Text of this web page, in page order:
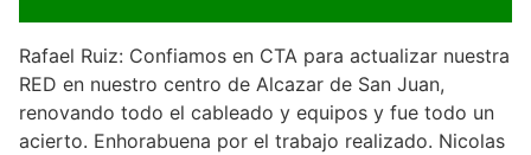
Rafael Ruiz: Confiamos en CTA para actualizar nuestra
RED en nuestro centro de Alcazar de San Juan,
renovando todo el cableado y equipos y fue todo un
acierto. Enhorabuena por el trabajo realizado. Nicolas